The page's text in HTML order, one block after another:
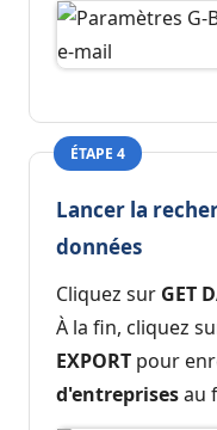
ÉTAPE 4
Lancer la
données
Cliquez sur GET
À la fin, cliquez
EXPORT pour
d'entreprisesau